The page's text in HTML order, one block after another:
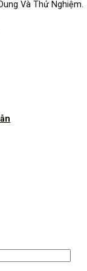
Và Thử Nghiệm.